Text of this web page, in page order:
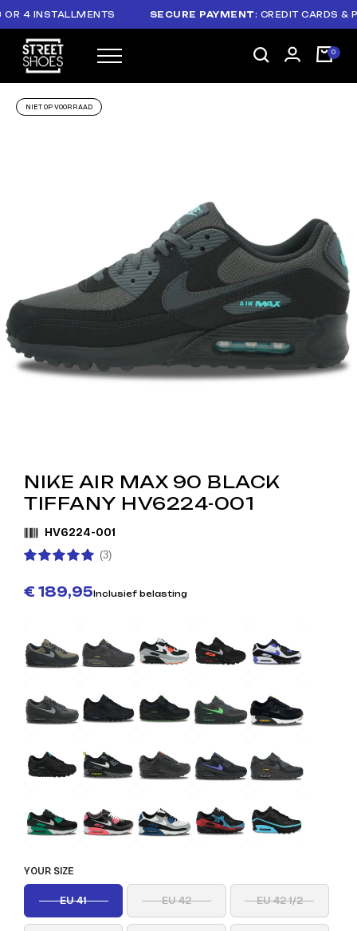
INSTALLMENTS SECURE PAYMENT: CREDIT CARDS &
NIET OP VOORRAAD
NIKE AIR MAX 90 BLACK
TIFFANY HV6224-001
HV6224-001
(3)
€ 189,95Inclusief belasting
YOUR SIZE
EU 41 EU 42 EU 42 1/2